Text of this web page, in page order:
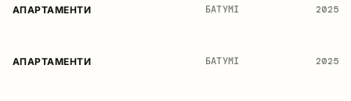
АПАРТАМЕНТИ БАТУМІ 2025
АПАРТАМЕНТИ БАТУМІ 2025